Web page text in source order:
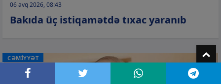
06 avq 2026, 08:43
Bakıda üç istiqamətdə tıxac yaranıb
CƏMİYYƏT